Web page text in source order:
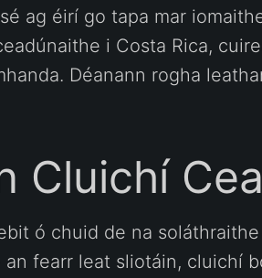
ag éirí go tapa mar
i Costa Rica,
Déanann rogha
Cluichí
ó chuid de na
an fearr leat sliotáin, cluichí